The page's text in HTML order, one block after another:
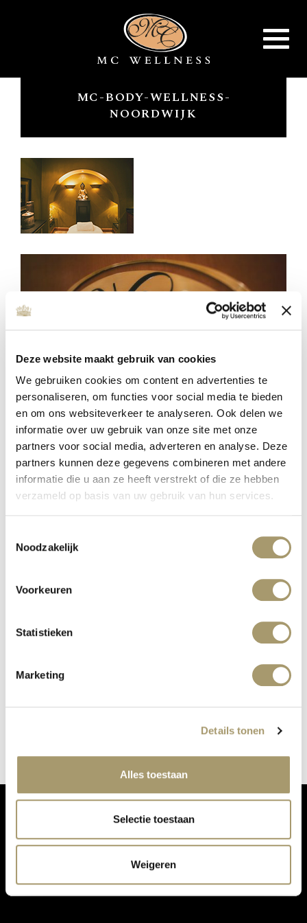
Deze website maakt gebruik van cookies
We gebruiken cookies om content en advertenties te
personaliseren, om functies voor social media te bieden
en om ons websiteverkeer te analyseren. Ook delen we
informatie over uw gebruik van onze site met onze
partners voor social media, adverteren en analyse. Deze
partners kunnen deze gegevens combineren met andere
informatie die u aan ze heeft verstrekt of die ze hebben
verzameld op basis van uw gebruik van hun services.
Noodzakelijk
Voorkeuren
Statistieken
Marketing
Details tonen
Alles toestaan
Selectie toestaan
Weigeren
Toggle
MC-BODY-WELLNESS-
NOORDWIJK
MC WELLNESS INVESTS IN QUALITY
published on: 16 January 2020
read more
DON'T MISS OUR UPDATES: